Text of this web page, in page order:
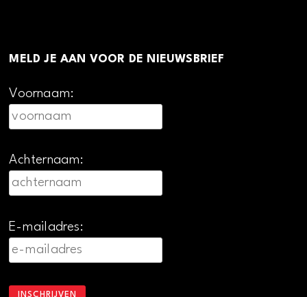
MELD JE AAN VOOR DE NIEUWSBRIEF
Voornaam:
Achternaam:
E-mailadres: